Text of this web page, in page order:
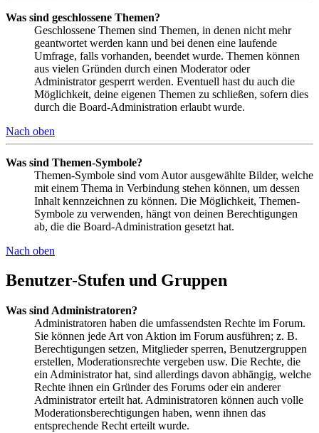
Was sind geschlossene Themen?
Geschlossene Themen sind Themen, in denen nicht mehr
geantwortet werden kann und bei denen eine laufende
Umfrage, falls vorhanden, beendet wurde. Themen können
aus vielen Gründen durch einen Moderator oder
Administrator gesperrt werden. Eventuell hast du auch die
Möglichkeit, deine eigenen Themen zu schließen, sofern dies
durch die Board-Administration erlaubt wurde.
Nach oben
Was sind Themen-Symbole?
Themen-Symbole sind vom Autor ausgewählte Bilder, welche
mit einem Thema in Verbindung stehen können, um dessen
Inhalt kennzeichnen zu können. Die Möglichkeit, Themen-
Symbole zu verwenden, hängt von deinen Berechtigungen
ab, die die Board-Administration gesetzt hat.
Nach oben
Benutzer-Stufen und Gruppen
Was sind Administratoren?
Administratoren haben die umfassendsten Rechte im Forum.
Sie können jede Art von Aktion im Forum ausführen; z. B.
Berechtigungen setzen, Mitglieder sperren, Benutzergruppen
erstellen, Moderationsrechte vergeben usw. Die Rechte, die
ein Administrator hat, sind allerdings davon abhängig, welche
Rechte ihnen ein Gründer des Forums oder ein anderer
Administrator erteilt hat. Administratoren können auch volle
Moderationsberechtigungen haben, wenn ihnen das
entsprechende Recht erteilt wurde.